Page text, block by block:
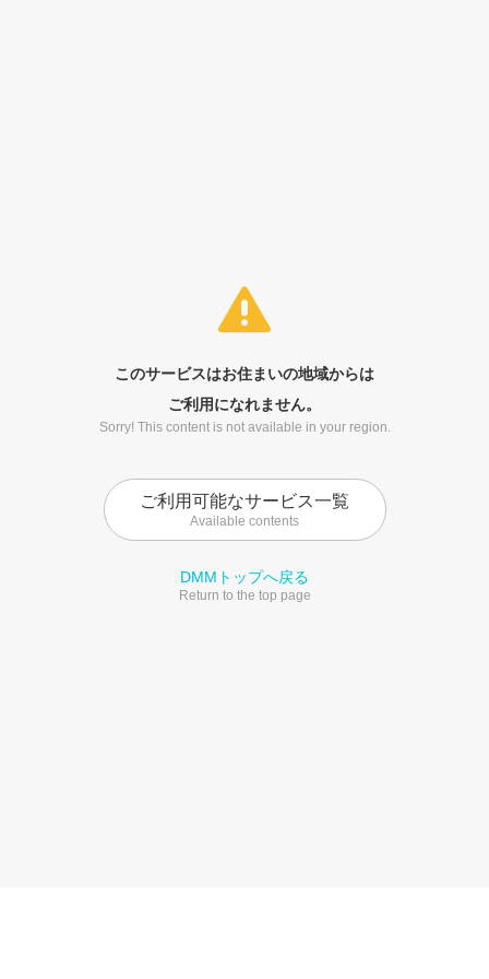
このサービスはお住まいの地域からは
ご利用になれません。
Sorry! This content is not available in your region.
ご利用可能なサービス一覧
Available contents
DMMトップへ戻る
Return to the top page